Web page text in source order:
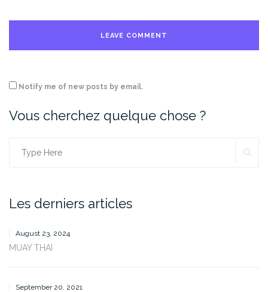
Notify me of new posts by email.
Vous cherchez quelque chose ?
Search
Les derniers articles
August 23, 2024
MUAY THAI
September 20, 2021